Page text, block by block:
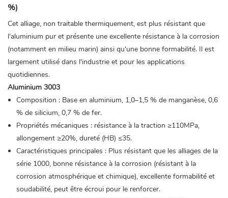
%)
Cet alliage, non traitable thermiquement, est plus résistant que
l'aluminium pur et présente une excellente résistance à la corrosion
(notamment en milieu marin) ainsi qu'une bonne formabilité. Il est
largement utilisé dans l'industrie et pour les applications
quotidiennes.
Aluminium 3003
Composition : Base en aluminium, 1,0–1,5 % de manganèse, 0,6
% de silicium, 0,7 % de fer.
Propriétés mécaniques : résistance à la traction ≥110MPa,
allongement ≥20%, dureté (HB) ≤35.
Caractéristiques principales : Plus résistant que les alliages de la
série 1000, bonne résistance à la corrosion (résistant à la
corrosion atmosphérique et chimique), excellente formabilité et
soudabilité, peut être écroui pour le renforcer.